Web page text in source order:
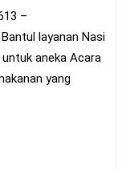
layanan Nasi
aneka Acara
yang